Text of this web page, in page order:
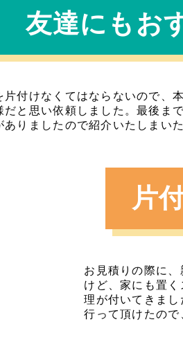
友達にもお
片付けなくてはならないので、
だと思い依頼しました。最後ま
ありましたので紹介いたしまい
片
お見積りの際に
けど、家にも置
理が付いてきま
行って頂けたの